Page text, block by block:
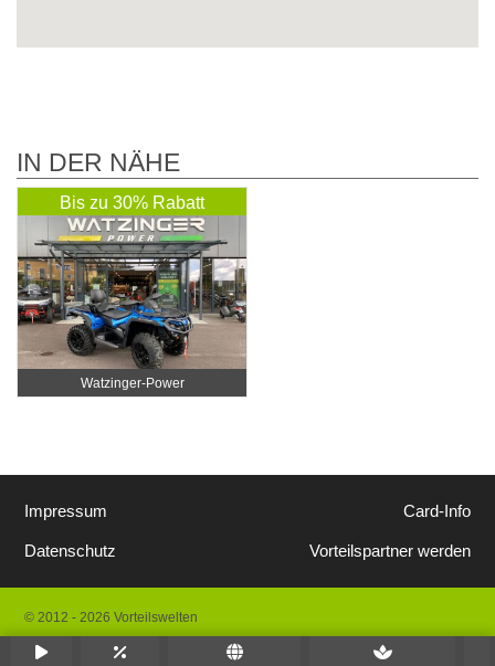
IN DER NÄHE
Bis zu 30% Rabatt
Watzinger-Power
Impressum
Datenschutz
Card-Info
Vorteilspartner werden
© 2012 - 2026 Vorteilswelten
Alle Rechte vorbehalten